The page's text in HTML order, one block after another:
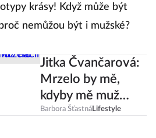
krásy! Když může být
nemůžou být i mužské?
Jitka Čvančarová:
Mrzelo by mě,
kdyby mě muž
tlačil do hubnutí
Barbora ŠťastnáLifestyle